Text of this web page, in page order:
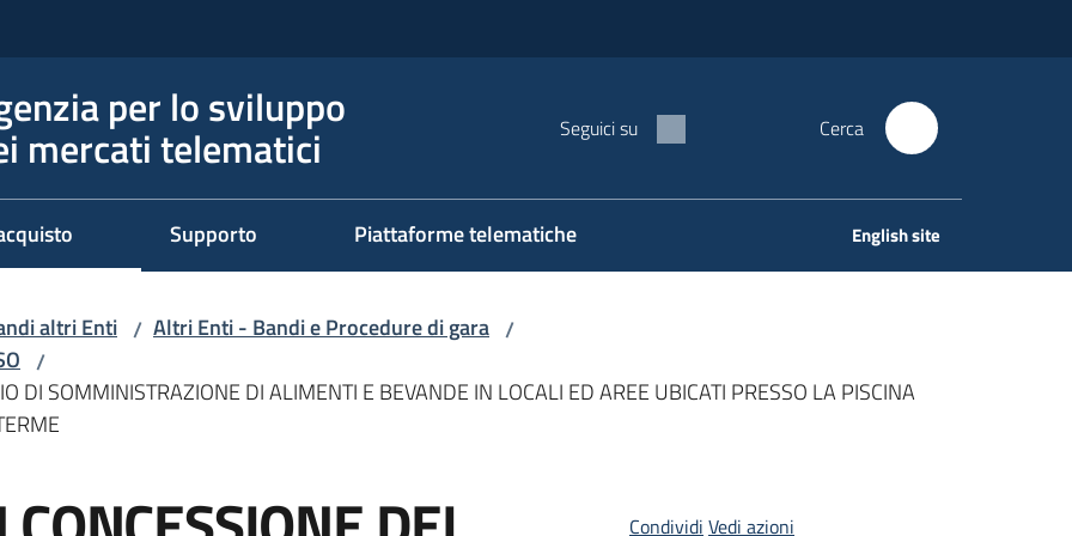
per lo sviluppo
mercati telematici Seguici su Cerca
Supporto Piattaforme telematiche English site
altri Enti / Altri Enti - Bandi e Procedure di gara /
/
DI SOMMINISTRAZIONE DI ALIMENTI E BEVANDE IN LOCALI ED AREE UBICATI PRESSO LA PISCINA
Condividi Vedi azioni